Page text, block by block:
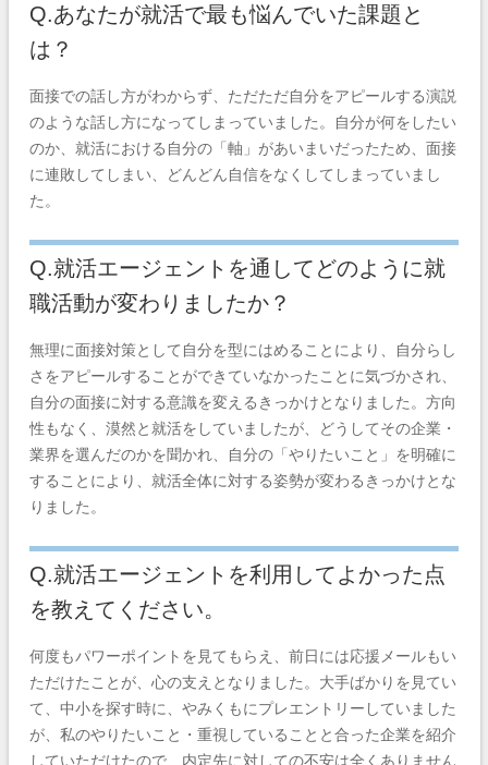
Q.あなたが就活で最も悩んでいた課題と
は？
面接での話し方がわからず、ただただ自分をアピールする演説
のような話し方になってしまっていました。自分が何をしたい
のか、就活における自分の「軸」があいまいだったため、面接
に連敗してしまい、どんどん自信をなくしてしまっていまし
た。
Q.就活エージェントを通してどのように就
職活動が変わりましたか？
無理に面接対策として自分を型にはめることにより、自分らし
さをアピールすることができていなかったことに気づかされ、
自分の面接に対する意識を変えるきっかけとなりました。方向
性もなく、漠然と就活をしていましたが、どうしてその企業・
業界を選んだのかを聞かれ、自分の「やりたいこと」を明確に
することにより、就活全体に対する姿勢が変わるきっかけとな
りました。
Q.就活エージェントを利用してよかった点
を教えてください。
何度もパワーポイントを見てもらえ、前日には応援メールもい
ただけたことが、心の支えとなりました。大手ばかりを見てい
て、中小を探す時に、やみくもにプレエントリーしていました
が、私のやりたいこと・重視していることと合った企業を紹介
していただけたので、内定先に対しての不安は全くありません